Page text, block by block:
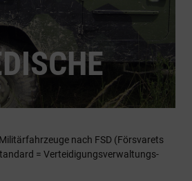
nach FSD (Försvarets
= Verteidigungsverwaltungs-